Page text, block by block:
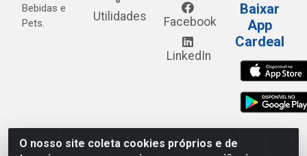
O nosso site coleta cookies próprios e de
Bebidas e
Pets.
Utilidades Facebook
LinkedIn
Baixar
App
Cardeal
Cardeal Distribuidora - Estrada Alto do Moura, 582 - Alto